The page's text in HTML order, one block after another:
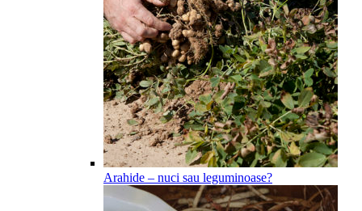
Arahide – nuci sau leguminoase?